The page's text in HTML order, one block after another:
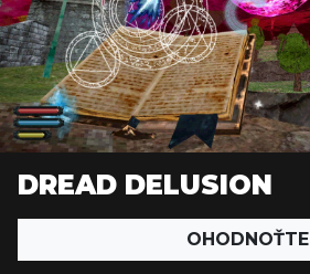
DREAD DELUSION
OHODNOŤTE